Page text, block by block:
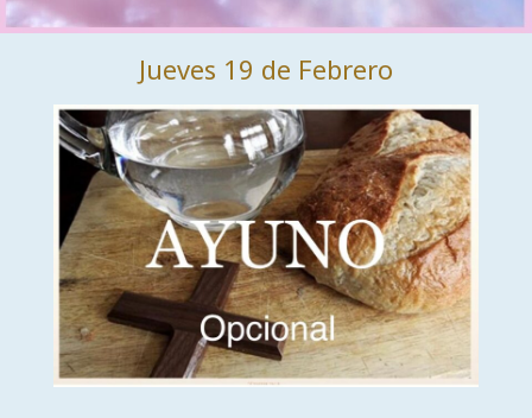
Jueves 19 de Febrero